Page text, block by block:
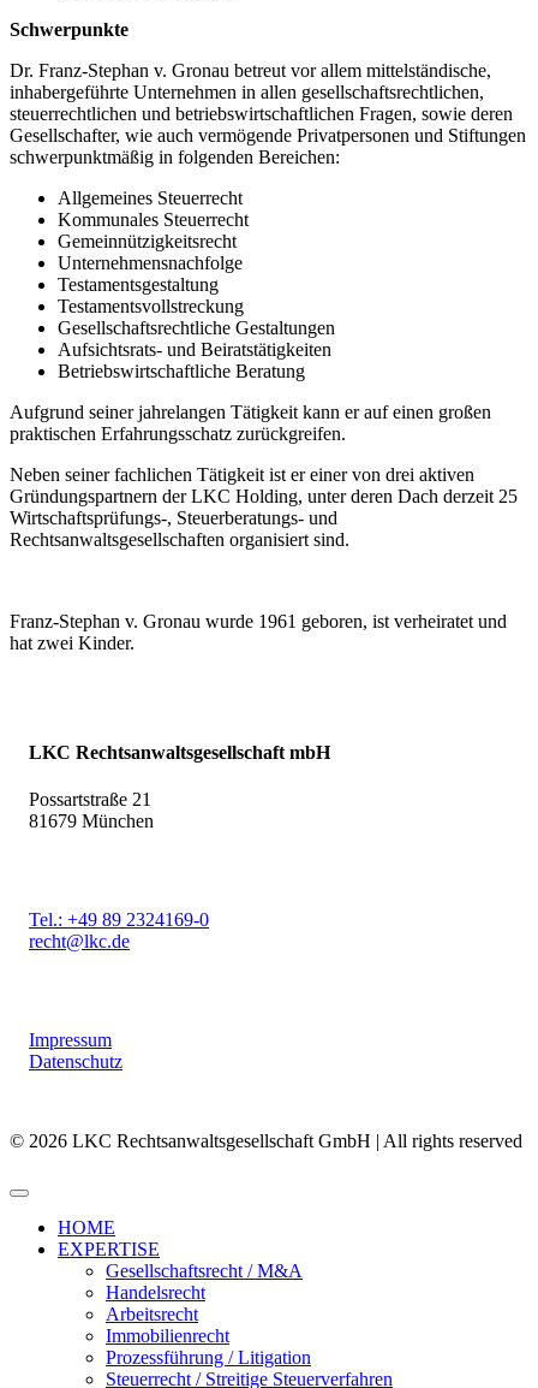
Schwerpunkte
Dr. Franz-Stephan v. Gronau betreut vor allem mittelständische,
inhabergeführte Unternehmen in allen gesellschaftsrechtlichen,
steuerrechtlichen und betriebswirtschaftlichen Fragen, sowie deren
Gesellschafter, wie auch vermögende Privatpersonen und Stiftungen
schwerpunktmäßig in folgenden Bereichen:
Allgemeines Steuerrecht
Kommunales Steuerrecht
Gemeinnützigkeitsrecht
Unternehmensnachfolge
Testamentsgestaltung
Testamentsvollstreckung
Gesellschaftsrechtliche Gestaltungen
Aufsichtsrats- und Beiratstätigkeiten
Betriebswirtschaftliche Beratung
Aufgrund seiner jahrelangen Tätigkeit kann er auf einen großen
praktischen Erfahrungsschatz zurückgreifen.
Neben seiner fachlichen Tätigkeit ist er einer von drei aktiven
Gründungspartnern der LKC Holding, unter deren Dach derzeit 25
Wirtschaftsprüfungs-, Steuerberatungs- und
Rechtsanwaltsgesellschaften organisiert sind.
Franz-Stephan v. Gronau wurde 1961 geboren, ist verheiratet und
hat zwei Kinder.
LKC Rechtsanwaltsgesellschaft mbH
Possartstraße 21
81679 München
Tel.: +49 89 2324169-0
recht@lkc.de
Impressum
Datenschutz
© 2026 LKC Rechtsanwaltsgesellschaft GmbH | All rights reserved
HOME
EXPERTISE
Gesellschaftsrecht / M&A
Handelsrecht
Arbeitsrecht
Immobilienrecht
Prozessführung / Litigation
Steuerrecht / Streitige Steuerverfahren